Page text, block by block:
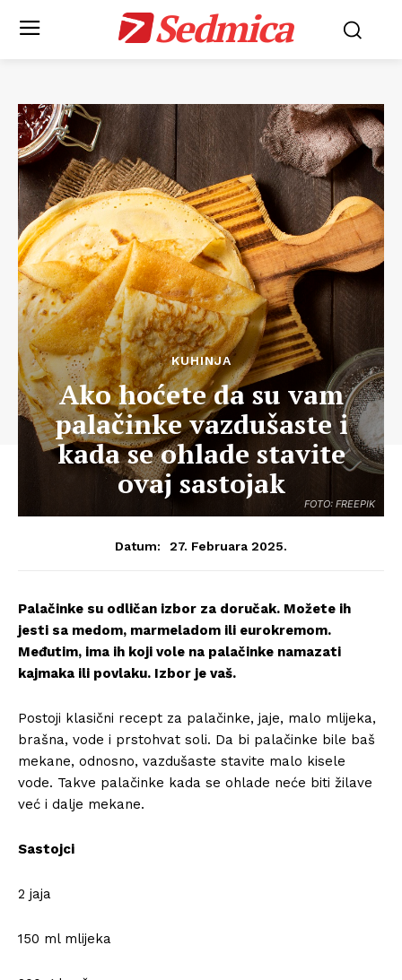
Sedmica
FOTO: FREEPIK
KUHINJA
Ako hoćete da su vam
palačinke vazdušaste i
kada se ohlade stavite
ovaj sastojak
Datum: 27. Februara 2025.
Palačinke su odličan izbor za doručak. Možete ih
jesti sa medom, marmeladom ili eurokremom.
Međutim, ima ih koji vole na palačinke namazati
kajmaka ili povlaku. Izbor je vaš.
Postoji klasični recept za palačinke, jaje, malo mlijeka,
brašna, vode i prstohvat soli. Da bi palačinke bile baš
mekane, odnosno, vazdušaste stavite malo kisele
vode. Takve palačinke kada se ohlade neće biti žilave
već i dalje mekane.
Sastojci
2 jaja
150 ml mlijeka